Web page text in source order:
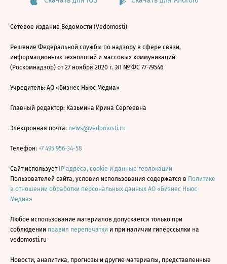
Сетевое издание Ведомости (Vedomosti)
Решение Федеральной службы по надзору в сфере связи,
информационных технологий и массовых коммуникаций
(Роскомнадзор) от 27 ноября 2020 г. ЭЛ № ФС 77-79546
Учредитель: АО «Бизнес Ньюс Медиа»
Главный редактор: Казьмина Ирина Сергеевна
Электронная почта: news@vedomosti.ru
Телефон: +7 495 956-34-58
Сайт использует IP адреса, cookie и данные геолокации
Пользователей сайта, условия использования содержатся в Политике
в отношении обработки персональных данных АО «Бизнес Ньюс
Медиа»
Любое использование материалов допускается только при
соблюдении правил перепечатки и при наличии гиперссылки на
vedomosti.ru
Новости, аналитика, прогнозы и другие материалы, представленные